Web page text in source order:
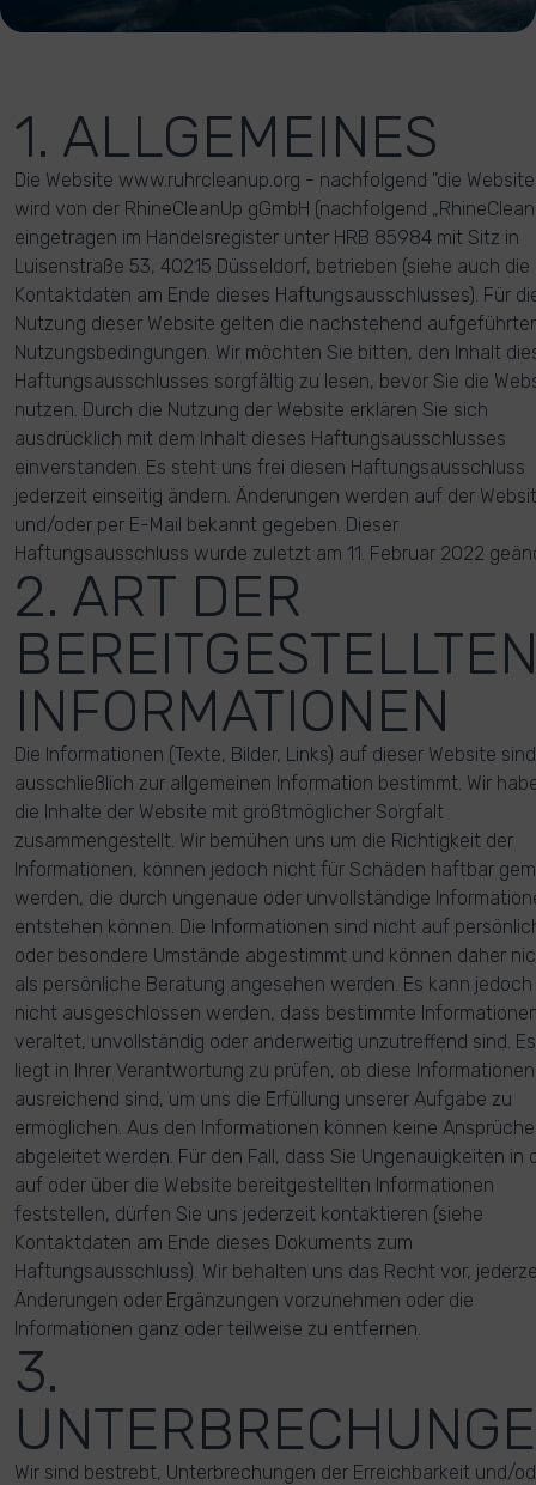
1. ALLGEMEINES
Die Website www.ruhrcleanup.org - nachfolgend "die
wird von der RhineCleanUp gGmbH (nachfolgend
eingetragen im Handelsregister unter HRB 85984 mit Sitz in
Luisenstraße 53, 40215 Düsseldorf, betrieben (siehe auch die
Kontaktdaten am Ende dieses Haftungsausschlusses). Für
Nutzung dieser Website gelten die nachstehend
Nutzungsbedingungen. Wir möchten Sie bitten, den Inhalt
Haftungsausschlusses sorgfältig zu lesen, bevor Sie die
nutzen. Durch die Nutzung der Website erklären Sie sich
ausdrücklich mit dem Inhalt dieses Haftungsausschlusses
einverstanden. Es steht uns frei diesen Haftungsausschluss
jederzeit einseitig ändern. Änderungen werden auf der
und/oder per E-Mail bekannt gegeben. Dieser
Haftungsausschluss wurde zuletzt am 11. Februar 2022
2. ART DER
INFORMATIONEN
Die Informationen (Texte, Bilder, Links) auf dieser Website sind
ausschließlich zur allgemeinen Information bestimmt. Wir
die Inhalte der Website mit größtmöglicher Sorgfalt
zusammengestellt. Wir bemühen uns um die Richtigkeit der
Informationen, können jedoch nicht für Schäden haftbar
werden, die durch ungenaue oder unvollständige
entstehen können. Die Informationen sind nicht auf
oder besondere Umstände abgestimmt und können daher
als persönliche Beratung angesehen werden. Es kann jedoch
nicht ausgeschlossen werden, dass bestimmte
veraltet, unvollständig oder anderweitig unzutreffend sind. Es
liegt in Ihrer Verantwortung zu prüfen, ob diese Informationen
ausreichend sind, um uns die Erfüllung unserer Aufgabe zu
ermöglichen. Aus den Informationen können keine Ansprüche
abgeleitet werden. Für den Fall, dass Sie Ungenauigkeiten in
auf oder über die Website bereitgestellten Informationen
feststellen, dürfen Sie uns jederzeit kontaktieren (siehe
Kontaktdaten am Ende dieses Dokuments zum
Haftungsausschluss). Wir behalten uns das Recht vor,
Änderungen oder Ergänzungen vorzunehmen oder die
Informationen ganz oder teilweise zu entfernen.
3.
Wir sind bestrebt, Unterbrechungen der Erreichbarkeit und/